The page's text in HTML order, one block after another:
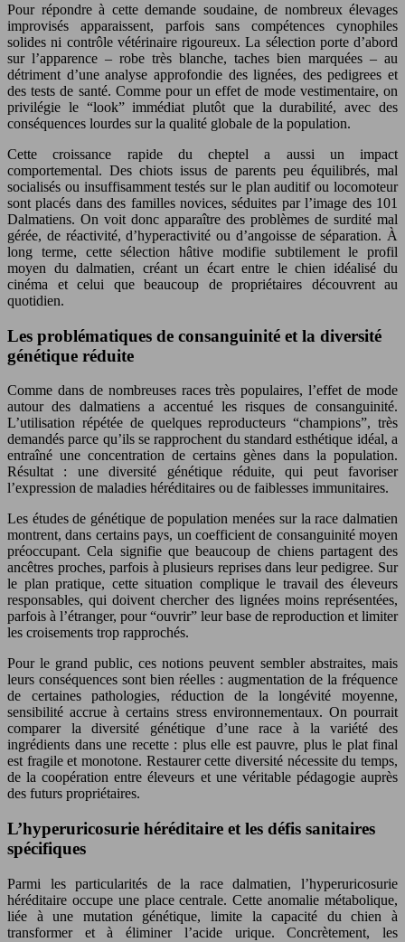
Pour répondre à cette demande soudaine, de nombreux élevages
improvisés apparaissent, parfois sans compétences cynophiles
solides ni contrôle vétérinaire rigoureux. La sélection porte d’abord
sur l’apparence – robe très blanche, taches bien marquées – au
détriment d’une analyse approfondie des lignées, des pedigrees et
des tests de santé. Comme pour un effet de mode vestimentaire, on
privilégie le “look” immédiat plutôt que la durabilité, avec des
conséquences lourdes sur la qualité globale de la population.
Cette croissance rapide du cheptel a aussi un impact
comportemental. Des chiots issus de parents peu équilibrés, mal
socialisés ou insuffisamment testés sur le plan auditif ou locomoteur
sont placés dans des familles novices, séduites par l’image des 101
Dalmatiens. On voit donc apparaître des problèmes de surdité mal
gérée, de réactivité, d’hyperactivité ou d’angoisse de séparation. À
long terme, cette sélection hâtive modifie subtilement le profil
moyen du dalmatien, créant un écart entre le chien idéalisé du
cinéma et celui que beaucoup de propriétaires découvrent au
quotidien.
Les problématiques de consanguinité et la diversité
génétique réduite
Comme dans de nombreuses races très populaires, l’effet de mode
autour des dalmatiens a accentué les risques de consanguinité.
L’utilisation répétée de quelques reproducteurs “champions”, très
demandés parce qu’ils se rapprochent du standard esthétique idéal, a
entraîné une concentration de certains gènes dans la population.
Résultat : une diversité génétique réduite, qui peut favoriser
l’expression de maladies héréditaires ou de faiblesses immunitaires.
Les études de génétique de population menées sur la race dalmatien
montrent, dans certains pays, un coefficient de consanguinité moyen
préoccupant. Cela signifie que beaucoup de chiens partagent des
ancêtres proches, parfois à plusieurs reprises dans leur pedigree. Sur
le plan pratique, cette situation complique le travail des éleveurs
responsables, qui doivent chercher des lignées moins représentées,
parfois à l’étranger, pour “ouvrir” leur base de reproduction et limiter
les croisements trop rapprochés.
Pour le grand public, ces notions peuvent sembler abstraites, mais
leurs conséquences sont bien réelles : augmentation de la fréquence
de certaines pathologies, réduction de la longévité moyenne,
sensibilité accrue à certains stress environnementaux. On pourrait
comparer la diversité génétique d’une race à la variété des
ingrédients dans une recette : plus elle est pauvre, plus le plat final
est fragile et monotone. Restaurer cette diversité nécessite du temps,
de la coopération entre éleveurs et une véritable pédagogie auprès
des futurs propriétaires.
L’hyperuricosurie héréditaire et les défis sanitaires
spécifiques
Parmi les particularités de la race dalmatien, l’hyperuricosurie
héréditaire occupe une place centrale. Cette anomalie métabolique,
liée à une mutation génétique, limite la capacité du chien à
transformer et à éliminer l’acide urique. Concrètement, les